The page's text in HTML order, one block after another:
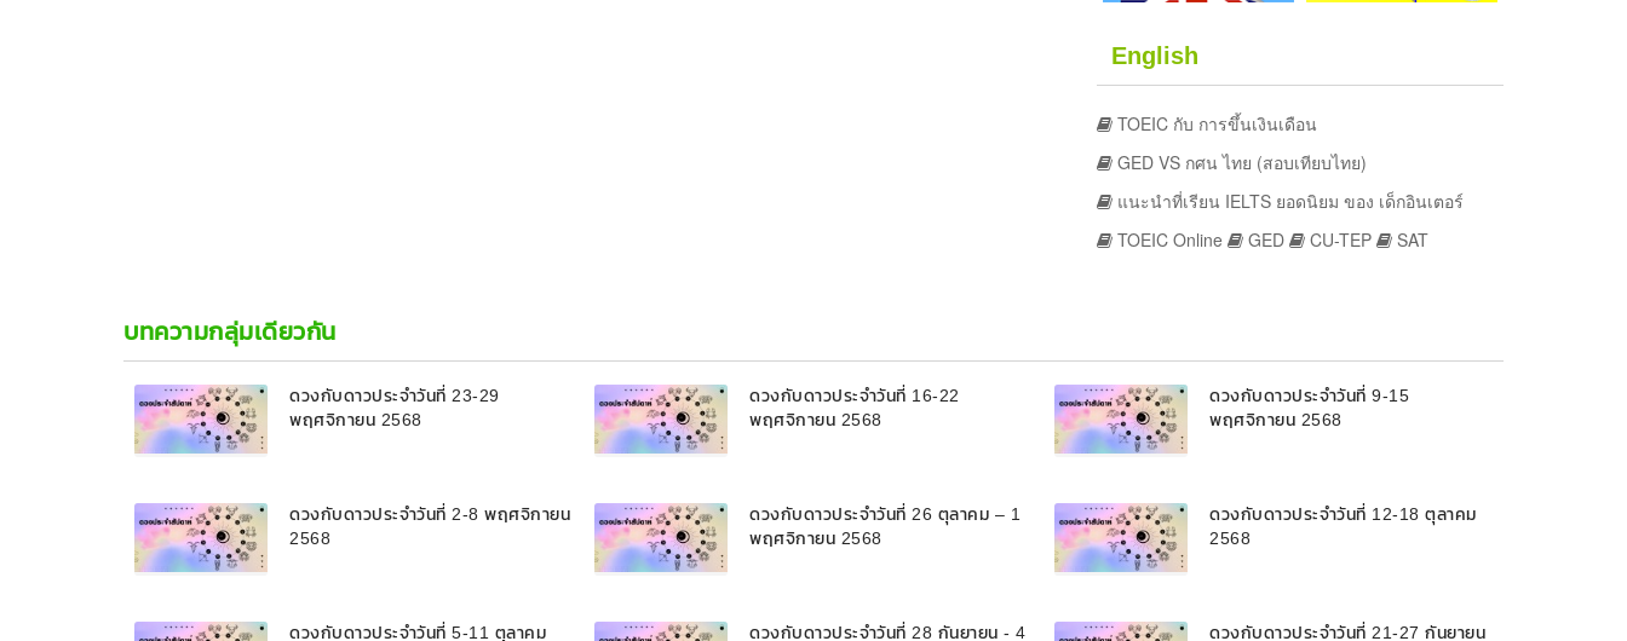
English
TOEIC กับ การขึ้นเงินเดือน
GED VS กศน ไทย (สอบเทียบไทย)
แนะนำที่เรียน IELTS ยอดนิยม ของ เด็กอินเตอร์
TOEIC Online
GED CU-TEP SAT
บทความกลุ่มเดียวกัน
ดวงกับดาวประจำวันที่ 23-29
พฤศจิกายน 2568
ดวงกับดาวประจำวันที่ 16-22
พฤศจิกายน 2568
ดวงกับดาวประจำวันที่ 9-15
พฤศจิกายน 2568
ดวงกับดาวประจำวันที่ 2-8 พฤศจิกายน
2568
ดวงกับดาวประจำวันที่ 26 ตุลาคม – 1
พฤศจิกายน 2568
ดวงกับดาวประจำวันที่ 12-18 ตุลาคม
2568
ดวงกับดาวประจำวันที่ 5-11 ตุลาคม ดวงกับดาวประจำวันที่ 28 กันยายน - 4 ดวงกับดาวประจำวันที่ 21-27 กันยายน